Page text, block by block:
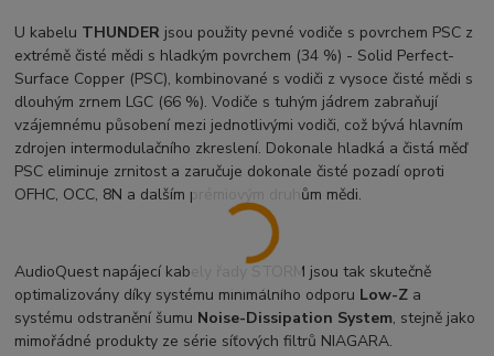
U kabelu THUNDER jsou použity pevné vodiče s povrchem PSC z
extrémě čisté mědi s hladkým povrchem (34 %) - Solid Perfect-
Surface Copper (PSC), kombinované s vodiči z vysoce čisté mědi s
dlouhým zrnem LGC (66 %). Vodiče s tuhým jádrem zabraňují
vzájemnému působení mezi jednotlivými vodiči, což bývá hlavním
zdrojen intermodulačního zkreslení. Dokonale hladká a čistá měď
PSC eliminuje zrnitost a zaručuje dokonale čisté pozadí oproti
OFHC, OCC, 8N a dalším prémiovým druhům mědi.
AudioQuest napájecí kabely řady STORM jsou tak skutečně
optimalizovány díky systému minimálního odporu Low-Z a
systému odstranění šumu Noise-Dissipation System, stejně jako
mimořádné produkty ze série síťových filtrů NIAGARA.